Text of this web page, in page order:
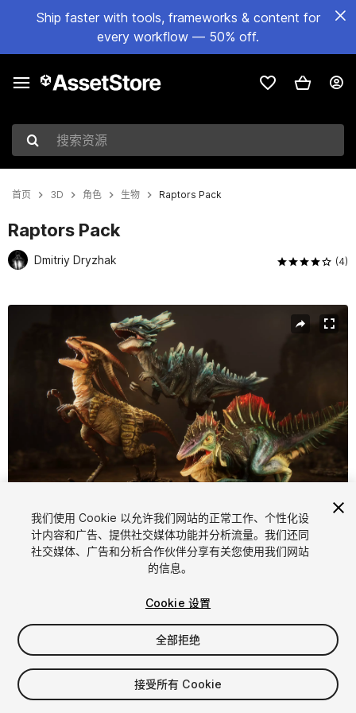
Ship faster with tools, frameworks & content for
every workflow — 50% off.
搜索资源
首页 3D 角色 生物 Raptors Pack
Raptors Pack
Dmitriy Dryzhak (4)
1/13
$9
增值税将在结算时计算
我们使用 Cookie 以允许我们网站的正常工作、个性化设
计内容和广告、提供社交媒体功能并分析流量。我们还同
社交媒体、广告和分析合作伙伴分享有关您使用我们网站
的信息。
Cookie 设置
全部拒绝
接受所有 Cookie